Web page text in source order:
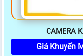
CAMERA
Giá Khuyến